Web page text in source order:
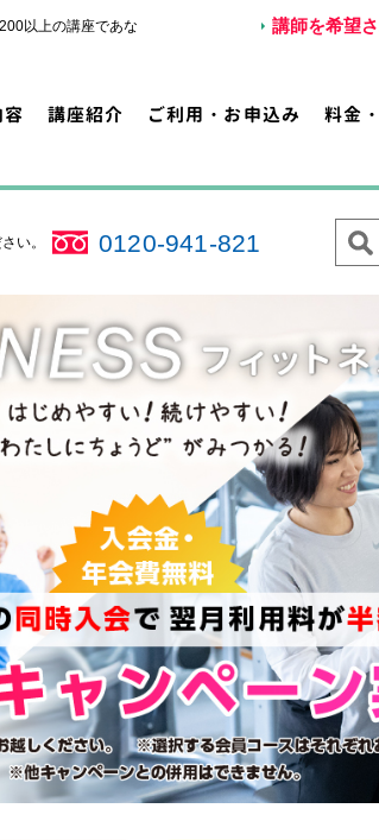
以上の講座であな
講座紹介 ご利用・お申込み 料金
講師を希望
い。 0120-941-821